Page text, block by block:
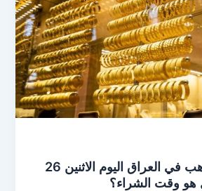
تراجع أسعار الذهب في العراق اليوم الاثنين 26